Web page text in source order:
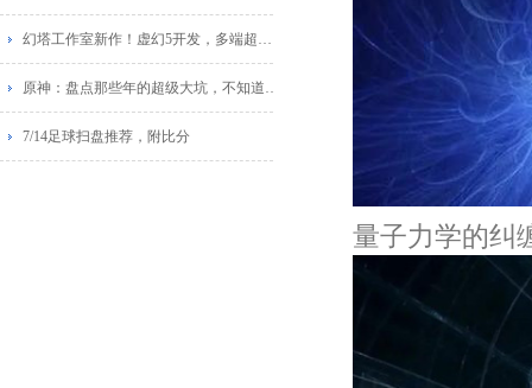
幻塔工作室新作！虚幻5开发，多端超自然开放世界《异环》首曝！
原神：盘点那些年的超级大坑，不知道各位有没有踩过！
7/14足球扫盘推荐，附比分
量子力学的纠